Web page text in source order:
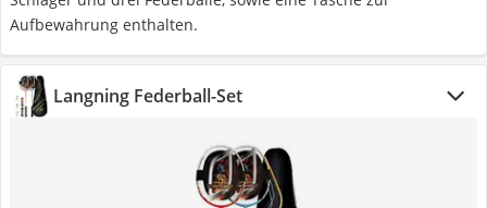
Aufbewahrung enthalten.
Langning Federball-Set